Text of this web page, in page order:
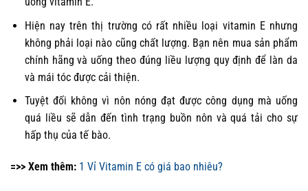
Hiện nay trên thị trường có rất nhiều loại vitamin E nhưng
không phải loại nào cũng chất lượng. Bạn nên mua sản phẩm
chính hãng và uống theo đúng liều lượng quy định để làn da
và mái tóc được cải thiện.
Tuyệt đối không vì nôn nóng đạt được công dụng mà uống
quá liều sẽ dẫn đến tình trạng buồn nôn và quá tải cho sự
hấp thụ của tế bào.
=>> Xem thêm: 1 Vỉ Vitamin E có giá bao nhiêu?